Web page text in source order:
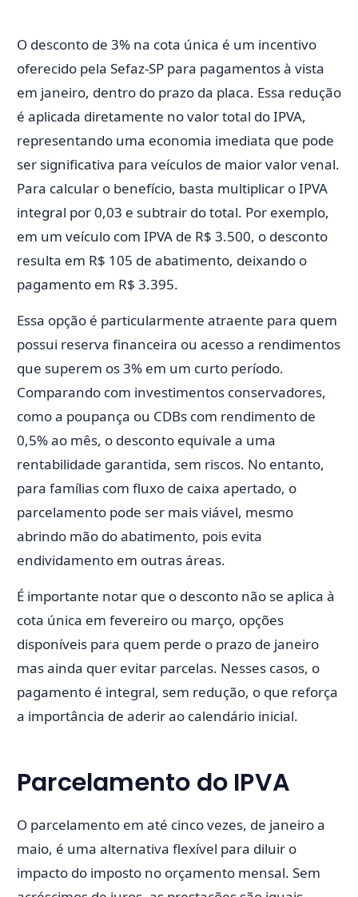
O desconto de 3% na cota única é um incentivo
oferecido pela Sefaz-SP para pagamentos à vista
em janeiro, dentro do prazo da placa. Essa redução
é aplicada diretamente no valor total do IPVA,
representando uma economia imediata que pode
ser significativa para veículos de maior valor venal.
Para calcular o benefício, basta multiplicar o IPVA
integral por 0,03 e subtrair do total. Por exemplo,
em um veículo com IPVA de R$ 3.500, o desconto
resulta em R$ 105 de abatimento, deixando o
pagamento em R$ 3.395.
Essa opção é particularmente atraente para quem
possui reserva financeira ou acesso a rendimentos
que superem os 3% em um curto período.
Comparando com investimentos conservadores,
como a poupança ou CDBs com rendimento de
0,5% ao mês, o desconto equivale a uma
rentabilidade garantida, sem riscos. No entanto,
para famílias com fluxo de caixa apertado, o
parcelamento pode ser mais viável, mesmo
abrindo mão do abatimento, pois evita
endividamento em outras áreas.
É importante notar que o desconto não se aplica à
cota única em fevereiro ou março, opções
disponíveis para quem perde o prazo de janeiro
mas ainda quer evitar parcelas. Nesses casos, o
pagamento é integral, sem redução, o que reforça
a importância de aderir ao calendário inicial.
Parcelamento do IPVA
O parcelamento em até cinco vezes, de janeiro a
maio, é uma alternativa flexível para diluir o
impacto do imposto no orçamento mensal. Sem